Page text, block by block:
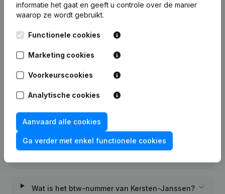
2023
Eigen
1.305.576
Veelgestelde vragen
Wat is het btw-nummer van Kersten-Janssen?
informatie het gaat en geeft u controle over de manier
waarop ze wordt gebruikt.
Functionele cookies
Marketing cookies
Voorkeurscookies
Analytische cookies
Aanvaard alle cookies
Ga verder met enkel functionele cookies